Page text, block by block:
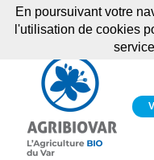
En poursuivant votre
l'utilisation de cookies